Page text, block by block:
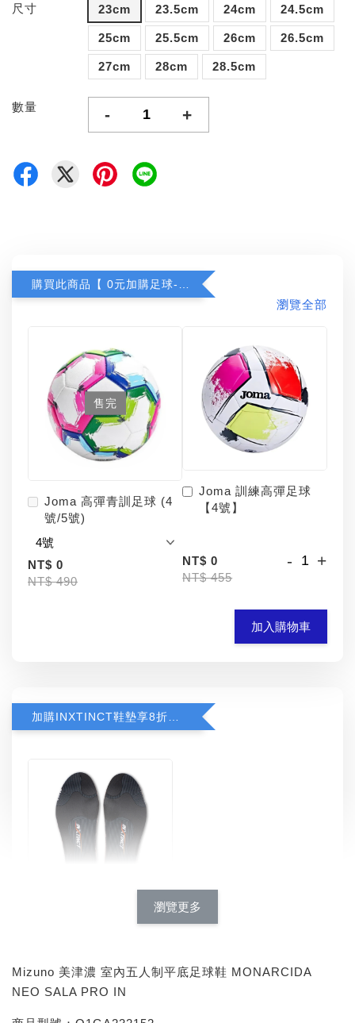
尺寸 23cm 23.5cm 24cm 24.5cm
25cm 25.5cm 26cm 26.5cm
27cm 28cm 28.5cm
數量 - +
瀏覽全部
售完
Joma 高彈青訓足球 (4
號/5號)
NT$ 0
NT$ 490
Joma 訓練高彈足球
【4號】
NT$ 0
NT$ 455
- +
加入購物車
INXTINCT 運動款鞋墊
NT$ 770
瀏覽更多
Mizuno 美津濃 室內五人制平底足球鞋 MONARCIDA
NEO SALA PRO IN